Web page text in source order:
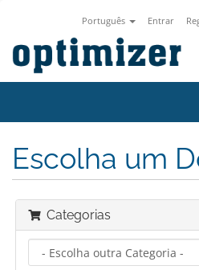
Português Entrar
Escolha um
Categorias